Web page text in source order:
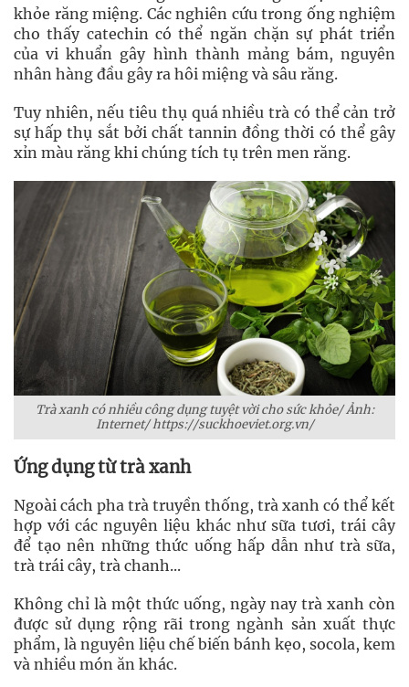
khỏe răng miệng. Các nghiên cứu trong ống nghiệm
cho thấy catechin có thể ngăn chặn sự phát triển
của vi khuẩn gây hình thành mảng bám, nguyên
nhân hàng đầu gây ra hôi miệng và sâu răng.
Tuy nhiên, nếu tiêu thụ quá nhiều trà có thể cản trở
sự hấp thụ sắt bởi chất tannin đồng thời có thể gây
xỉn màu răng khi chúng tích tụ trên men răng.
Trà xanh có nhiều công dụng tuyệt vời cho sức khỏe/ Ảnh:
Internet/ https://suckhoeviet.org.vn/
Ứng dụng từ trà xanh
Ngoài cách pha trà truyền thống, trà xanh có thể kết
hợp với các nguyên liệu khác như sữa tươi, trái cây
để tạo nên những thức uống hấp dẫn như trà sữa,
trà trái cây, trà chanh...
Không chỉ là một thức uống, ngày nay trà xanh còn
được sử dụng rộng rãi trong ngành sản xuất thực
phẩm, là nguyên liệu chế biến bánh kẹo, socola, kem
và nhiều món ăn khác.